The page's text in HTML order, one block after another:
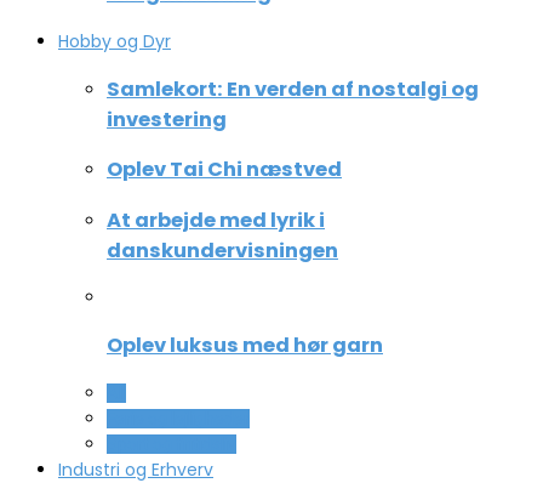
Hobby og Dyr
Samlekort: En verden af nostalgi og
investering
Oplev Tai Chi næstved
At arbejde med lyrik i
danskundervisningen
Oplev luksus med hør garn
Industri og Erhverv